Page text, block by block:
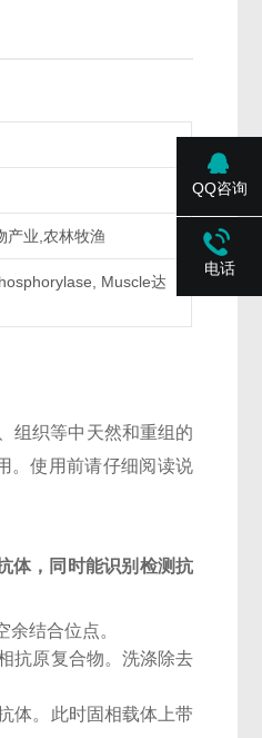
产业,农林牧渔
Muscle达
组织等中天然和重组的
。使用前请仔细阅读说
体，同时能识别检测抗
结合位点。
抗原复合物。洗涤除去
体。此时固相载体上带
QQ咨询
电话